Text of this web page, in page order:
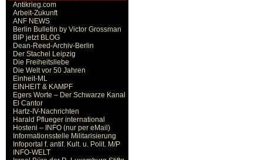
Antikrieg.com
Arbeit-Zukunft
ANF NEWS
Berlin Bulletin by Victor Grossman
BIP jetzt BLOG
Dean-Reed-Archiv-Berlin
Der Stachel Leipzig
Die Freiheitsliebe
Die Welt vor 50 Jahren
Einheit-ML
EINHEIT & KAMPF
Egers Worte – Der Schwarze Kanal
El Cantor
Hartz-IV-Nachrichten
Harald Pflueger international
Hosteni – INFO (nur per eMail)
Informationsstelle Militarisierung
Infoportal f. antif. Kult. u. Polit. M/P
INFO-WELT